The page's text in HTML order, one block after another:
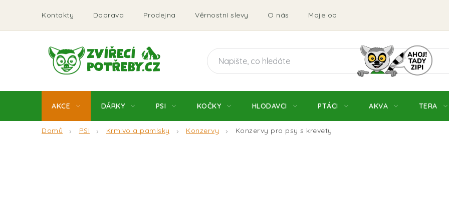
obsah
Kontakty Doprava Prodejna Věrnostní slevy O nás Moje objednávka Obchodní
AKCE DÁRKY PSI KOČKY HLODAVCI PTÁCI AKVA TERA
Domů PSI Krmivo a pamlsky Konzervy Konzervy pro psy s krevety